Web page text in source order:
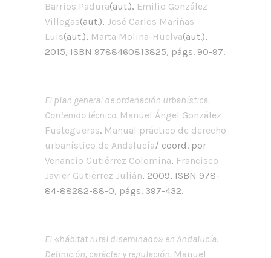
Barrios Padura(aut.), Emilio González
Villegas(aut.), José Carlos Mariñas
Luis(aut.), Marta Molina-Huelva(aut.),
2015, ISBN 9788460813825, págs. 90-97.
El plan general de ordenación urbanística.
Contenido técnico. Manuel Ángel González
Fustegueras. Manual práctico de derecho
urbanístico de Andalucía/ coord. por
Venancio Gutiérrez Colomina, Francisco
Javier Gutiérrez Julián, 2009, ISBN 978-
84-88282-88-0, págs. 397-432.
El «hábitat rural diseminado» en Andalucía.
Definición, carácter y regulación. Manuel